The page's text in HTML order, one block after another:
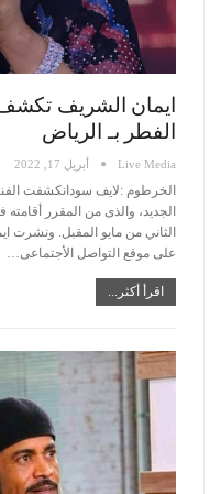
ايمان الشريف
الفطر بـ الرياض
Live Media أبريل 17, 2022
الخرطوم :لايف سودانكشفت
الجديد، والذى من المقرر أقامته
الثاني من مايو المقبل. ونشرت
على موقع التواصل الأجتماعى
اقرأ أكثر...